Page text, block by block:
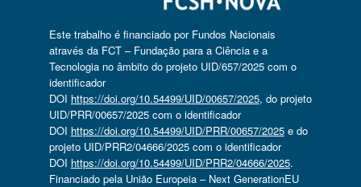
Este trabalho é financiado por Fundos Nacionais
através da FCT – Fundação para a Ciência e a
Tecnologia no âmbito do projeto UID/657/2025 com o
identificador
DOI https://doi.org/10.54499/UID/00657/2025, do projeto
UID/PRR/00657/2025 com o identificador
DOI https://doi.org/10.54499/UID/PRR/00657/2025e do
projeto UID/PRR2/04666/2025 com o identificador
DOI https://doi.org/10.54499/UID/PRR2/04666/2025.
Financiado pela União Europeia – Next GenerationEU